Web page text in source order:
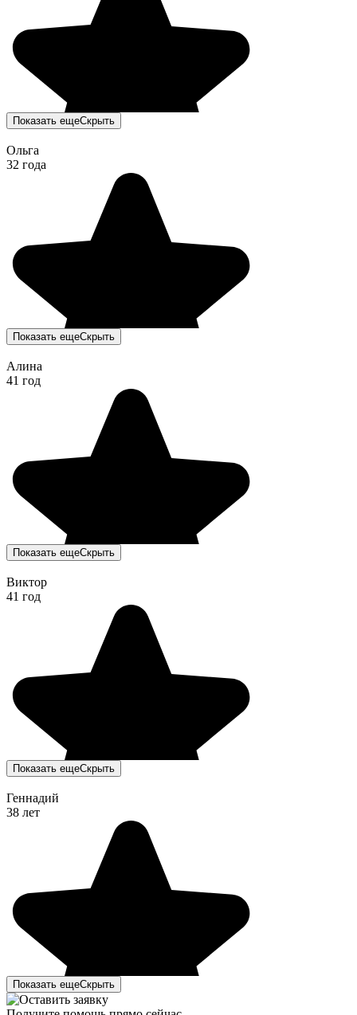
Показать ещеСкрыть
Ольга
32 года
Показать ещеСкрыть
Алина
41 год
Показать ещеСкрыть
Виктор
41 год
Показать ещеСкрыть
Геннадий
38 лет
Показать ещеСкрыть